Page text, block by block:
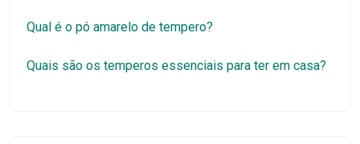
Qual é o pó amarelo de tempero?
Quais são os temperos essenciais para ter em casa?